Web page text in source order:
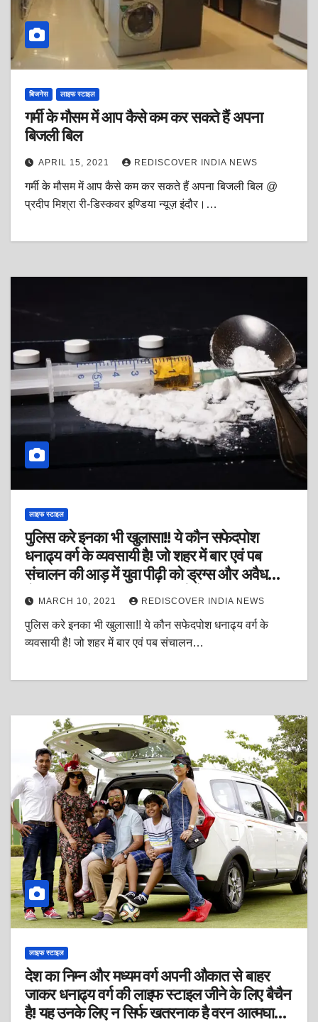
बिजनेस लाइफ स्टाइल
गर्मी के मौसम में आप कैसे कम कर सकते हैं अपना
बिजली बिल
APRIL 15, 2021 REDISCOVER INDIA NEWS
गर्मी के मौसम में आप कैसे कम कर सकते हैं अपना बिजली बिल @
प्रदीप मिश्रा री-डिस्कवर इण्डिया न्यूज़ इंदौर।…
लाइफ स्टाइल
पुलिस करे इनका भी खुलासा!! ये कौन सफेदपोश
धनाढ्य वर्ग के व्यवसायी है! जो शहर में बार एवं पब
संचालन की आड़ में युवा पीढ़ी को ड्रग्स और अवैध
सेक्स का बाजार उपलब्ध करवा रहे हैं!?
MARCH 10, 2021 REDISCOVER INDIA NEWS
पुलिस करे इनका भी खुलासा!! ये कौन सफेदपोश धनाढ्य वर्ग के
व्यवसायी है! जो शहर में बार एवं पब संचालन…
लाइफ स्टाइल
देश का निम्न और मध्यम वर्ग अपनी औकात से बाहर
जाकर धनाढ्य वर्ग की लाइफ स्टाइल जीने के लिए बैचैन
है! यह उनके लिए न सिर्फ खतरनाक है वरन आत्मघाती